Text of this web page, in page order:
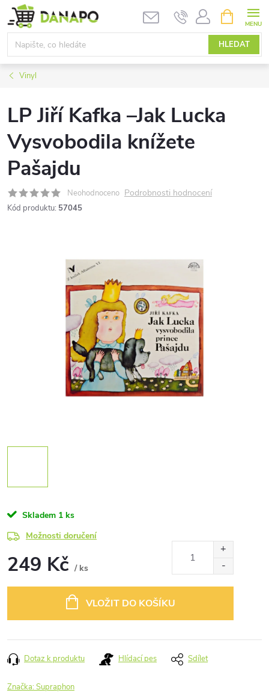
Přejít
na
obsah
HLEDAT
NÁKUPNÍ
KOŠÍK
Vinyl
LP Jiří Kafka –Jak Lucka
Vysvobodila knížete
Pašajdu
Neohodnoceno Podrobnosti hodnocení
Kód produktu: 57045
Skladem 1 ks
Možnosti doručení
249 Kč / ks
VLOŽIT DO KOŠÍKU
Dotaz k produktu Hlídací pes Sdílet
Značka:Supraphon